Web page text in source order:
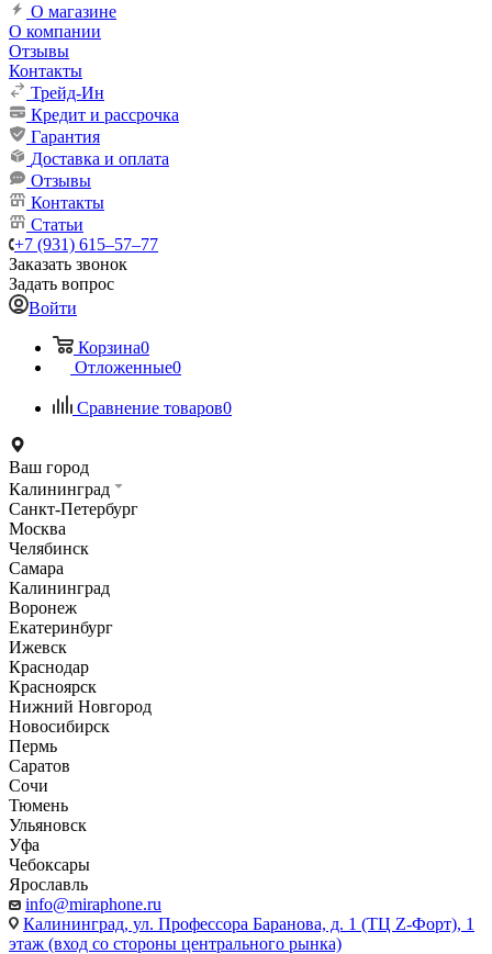
О магазине
О компании
Отзывы
Контакты
Трейд-Ин
Кредит и рассрочка
Гарантия
Доставка и оплата
Отзывы
Контакты
Статьи
+7 (931) 615‒57‒77
Заказать звонок
Задать вопрос
Войти
Корзина0
Отложенные0
Сравнение товаров0
Ваш город
Калининград
Санкт-Петербург
Москва
Челябинск
Самара
Калининград
Воронеж
Екатеринбург
Ижевск
Краснодар
Красноярск
Нижний Новгород
Новосибирск
Пермь
Саратов
Сочи
Тюмень
Ульяновск
Уфа
Чебоксары
Ярославль
info@miraphone.ru
Калининград, ул. Профессора Баранова, д. 1 (ТЦ Z-Форт), 1
этаж (вход со стороны центрального рынка)